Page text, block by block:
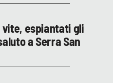
espiantati gli
a Serra San